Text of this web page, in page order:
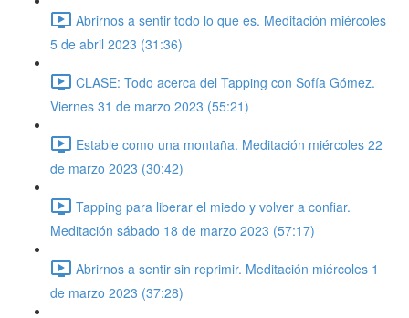
Abrirnos a sentir todo lo que es. Meditación miércoles
5 de abril 2023 (31:36)
CLASE: Todo acerca del Tapping con Sofía Gómez.
Viernes 31 de marzo 2023 (55:21)
Estable como una montaña. Meditación miércoles 22
de marzo 2023 (30:42)
Tapping para liberar el miedo y volver a confiar.
Meditación sábado 18 de marzo 2023 (57:17)
Abrirnos a sentir sin reprimir. Meditación miércoles 1
de marzo 2023 (37:28)